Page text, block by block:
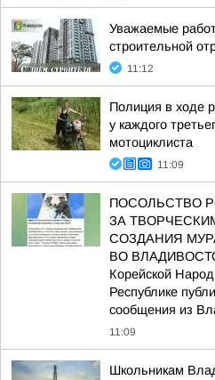
Уважаемые
строительной
11:12
Полиция в ходе
у каждого
мотоциклиста
11:09
ПОСОЛЬСТВО
ЗА
СОЗДАНИЯ
ВО
Корейской
Республике
сообщения из
11:09
Школьникам